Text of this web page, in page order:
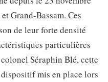
Grand-Bassam. Ces
de leur forte densité
particulières
Séraphin Blé, cette
mis en place lors